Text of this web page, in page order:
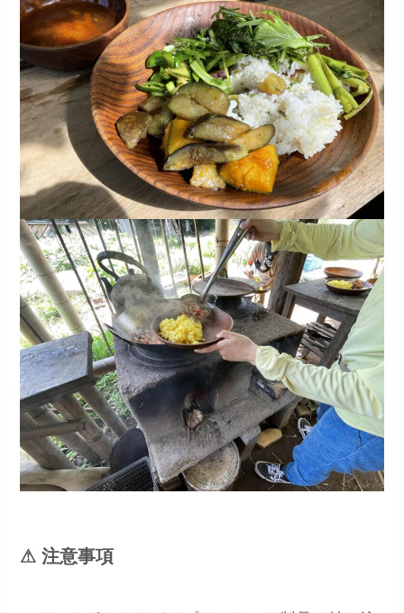
⚠ 注意事項